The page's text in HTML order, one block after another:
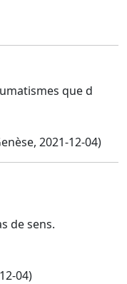
que d
2021-12-04)
de sens.
04)